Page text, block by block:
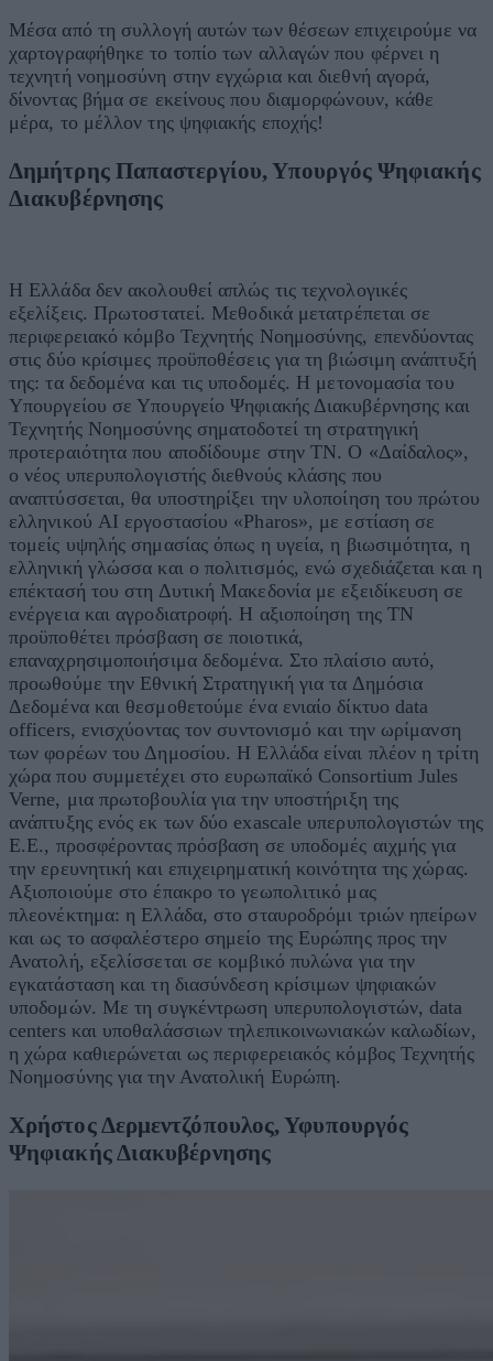
Μέσα από τη συλλογή αυτών των θέσεων επιχειρούμε να
χαρτογραφήθηκε το τοπίο των αλλαγών που φέρνει η
τεχνητή νοημοσύνη στην εγχώρια και διεθνή αγορά,
δίνοντας βήμα σε εκείνους που διαμορφώνουν, κάθε
μέρα, το μέλλον της ψηφιακής εποχής!
Δημήτρης Παπαστεργίου, Υπουργός Ψηφιακής
Διακυβέρνησης
Η Ελλάδα δεν ακολουθεί απλώς τις τεχνολογικές
εξελίξεις. Πρωτοστατεί. Μεθοδικά μετατρέπεται σε
περιφερειακό κόμβο Τεχνητής Νοημοσύνης, επενδύοντας
στις δύο κρίσιμες προϋποθέσεις για τη βιώσιμη ανάπτυξή
της: τα δεδομένα και τις υποδομές. Η μετονομασία του
Υπουργείου σε Υπουργείο Ψηφιακής Διακυβέρνησης και
Τεχνητής Νοημοσύνης σηματοδοτεί τη στρατηγική
προτεραιότητα που αποδίδουμε στην ΤΝ. Ο «Δαίδαλος»,
ο νέος υπερυπολογιστής διεθνούς κλάσης που
αναπτύσσεται, θα υποστηρίξει την υλοποίηση του πρώτου
ελληνικού AI εργοστασίου «Pharos», με εστίαση σε
τομείς υψηλής σημασίας όπως η υγεία, η βιωσιμότητα, η
ελληνική γλώσσα και ο πολιτισμός, ενώ σχεδιάζεται και η
επέκτασή του στη Δυτική Μακεδονία με εξειδίκευση σε
ενέργεια και αγροδιατροφή. Η αξιοποίηση της ΤΝ
προϋποθέτει πρόσβαση σε ποιοτικά,
επαναχρησιμοποιήσιμα δεδομένα. Στο πλαίσιο αυτό,
προωθούμε την Εθνική Στρατηγική για τα Δημόσια
Δεδομένα και θεσμοθετούμε ένα ενιαίο δίκτυο data
officers, ενισχύοντας τον συντονισμό και την ωρίμανση
των φορέων του Δημοσίου. Η Ελλάδα είναι πλέον η τρίτη
χώρα που συμμετέχει στο ευρωπαϊκό Consortium Jules
Verne, μια πρωτοβουλία για την υποστήριξη της
ανάπτυξης ενός εκ των δύο exascale υπερυπολογιστών της
Ε.Ε., προσφέροντας πρόσβαση σε υποδομές αιχμής για
την ερευνητική και επιχειρηματική κοινότητα της χώρας.
Αξιοποιούμε στο έπακρο το γεωπολιτικό μας
πλεονέκτημα: η Ελλάδα, στο σταυροδρόμι τριών ηπείρων
και ως το ασφαλέστερο σημείο της Ευρώπης προς την
Ανατολή, εξελίσσεται σε κομβικό πυλώνα για την
εγκατάσταση και τη διασύνδεση κρίσιμων ψηφιακών
υποδομών. Με τη συγκέντρωση υπερυπολογιστών, data
centers και υποθαλάσσιων τηλεπικοινωνιακών καλωδίων,
η χώρα καθιερώνεται ως περιφερειακός κόμβος Τεχνητής
Νοημοσύνης για την Ανατολική Ευρώπη.
Χρήστος Δερμεντζόπουλος, Υφυπουργός
Ψηφιακής Διακυβέρνησης